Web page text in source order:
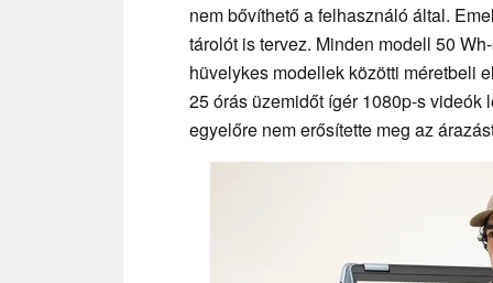
nem bővíthető a felhasználó által.
tárolót is tervez. Minden modell 50
hüvelykes modellek közötti méretbeli
25 órás üzemidőt ígér 1080p-s
egyelőre nem erősítette meg az